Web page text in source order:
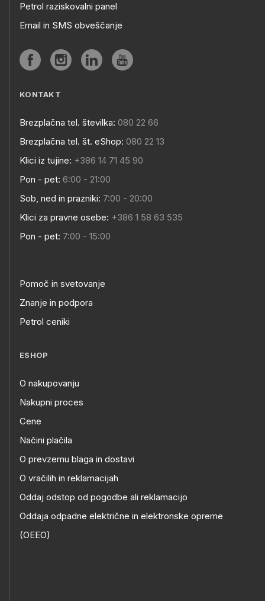
Petrol raziskovalni panel
Email in SMS obveščanje
KONTAKT
Brezplačna tel. številka: 080 22 66
Brezplačna tel. št. eShop: 080 22 13
Klici iz tujine: +386 14 71 45 90
Pon - pet: 6:00 - 21:00
Sob, ned in prazniki: 7:00 - 20:00
Klici za pravne osebe: +386 1 58 63 535
Pon - pet: 7:00 - 15:00
Pomoč in svetovanje
Znanje in podpora
Petrol ceniki
ESHOP
O nakupovanju
Nakupni proces
Cene
Načini plačila
O prevzemu blaga in dostavi
O vračilih in reklamacijah
Oddaj odstop od pogodbe ali reklamacijo
Oddaja odpadne električne in elektronske opreme
(OEEO)